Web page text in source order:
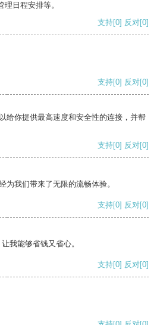
日程安排等。
支持[0] 反对[0]
支持[0] 反对[0]
给你提供最高速度和安全性的连接，并帮
支持[0] 反对[0]
为我们带来了无限的流畅体验。
支持[0] 反对[0]
我能够省钱又省心。
支持[0] 反对[0]